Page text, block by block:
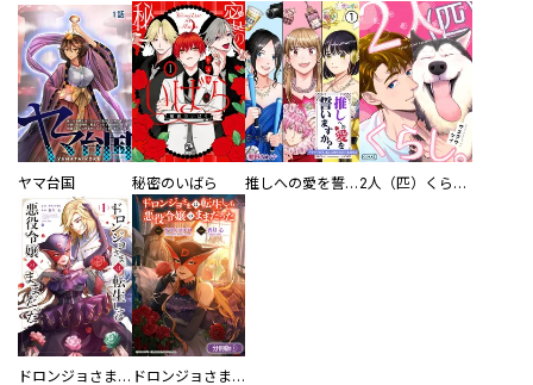
ヤマ台国 秘密のいばら 推しへの愛を誓いますか？～アラサー女子、推しは逃げぬが人生逃げる～ 2人（匹）くらし。
ドロンジョさまは転生しても悪役令嬢のままだった ドロンジョさまは転生しても悪役令嬢のままだった【分冊版】